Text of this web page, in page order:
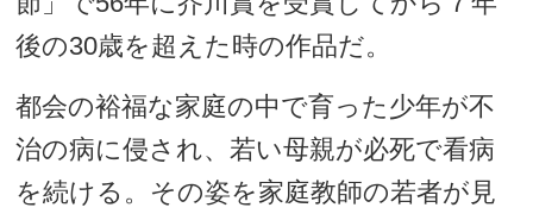
後の30歳を超えた時の作品だ。
都会の裕福な家庭の中で育った少年が不
治の病に侵され、若い母親が必死で看病
を続ける。その姿を家庭教師の若者が見